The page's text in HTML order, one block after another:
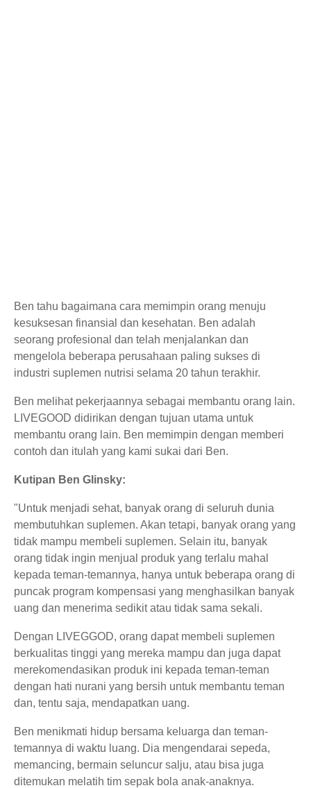
Ben tahu bagaimana cara memimpin orang menuju
kesuksesan finansial dan kesehatan. Ben adalah
seorang profesional dan telah menjalankan dan
mengelola beberapa perusahaan paling sukses di
industri suplemen nutrisi selama 20 tahun terakhir.
Ben melihat pekerjaannya sebagai membantu orang lain.
LIVEGOOD didirikan dengan tujuan utama untuk
membantu orang lain. Ben memimpin dengan memberi
contoh dan itulah yang kami sukai dari Ben.
Kutipan Ben Glinsky:
"Untuk menjadi sehat, banyak orang di seluruh dunia
membutuhkan suplemen. Akan tetapi, banyak orang yang
tidak mampu membeli suplemen. Selain itu, banyak
orang tidak ingin menjual produk yang terlalu mahal
kepada teman-temannya, hanya untuk beberapa orang di
puncak program kompensasi yang menghasilkan banyak
uang dan menerima sedikit atau tidak sama sekali.
Dengan LIVEGGOD, orang dapat membeli suplemen
berkualitas tinggi yang mereka mampu dan juga dapat
merekomendasikan produk ini kepada teman-teman
dengan hati nurani yang bersih untuk membantu teman
dan, tentu saja, mendapatkan uang.
Ben menikmati hidup bersama keluarga dan teman-
temannya di waktu luang. Dia mengendarai sepeda,
memancing, bermain seluncur salju, atau bisa juga
ditemukan melatih tim sepak bola anak-anaknya.